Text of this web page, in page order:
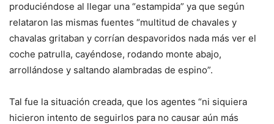
produciéndose al llegar una “estampida” ya que según
relataron las mismas fuentes “multitud de chavales y
chavalas gritaban y corrían despavoridos nada más ver el
coche patrulla, cayéndose, rodando monte abajo,
arrollándose y saltando alambradas de espino”.
Tal fue la situación creada, que los agentes “ni siquiera
hicieron intento de seguirlos para no causar aún más